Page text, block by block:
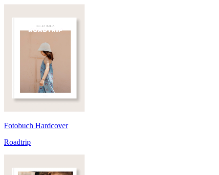
Fotobuch Hardcover
Roadtrip